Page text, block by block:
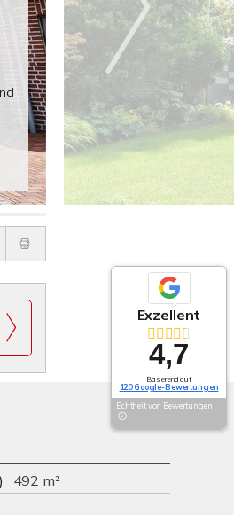
492 m²
Exzellent
4,7
Basierend auf
120 Google-Bewertungen
Echtheit von Bewertungen